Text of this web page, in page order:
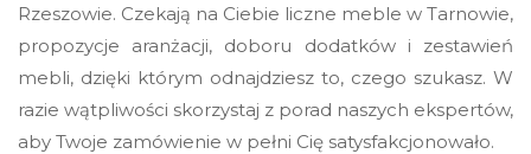
Rzeszowie. Czekają na Ciebie liczne meble w Tarnowie,
propozycje aranżacji, doboru dodatków i zestawień
mebli, dzięki którym odnajdziesz to, czego szukasz. W
razie wątpliwości skorzystaj z porad naszych ekspertów,
aby Twoje zamówienie w pełni Cię satysfakcjonowało.